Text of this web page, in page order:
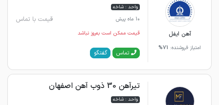
آهن ایفل
امتیاز فروشنده: 71%
واحد : شاخه
10 ماه پیش
قیمت با تماس
قیمت ممکن است به‌روز نباشد
تماس گفتگو
تیرآهن 30 ذوب آهن اصفهان
واحد : شاخه